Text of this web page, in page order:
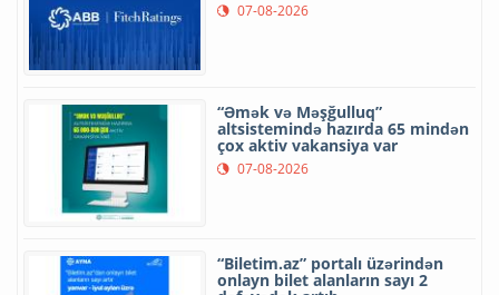
07-08-2026
“Əmək və Məşğulluq”
altsistemində hazırda 65 mindən
çox aktiv vakansiya var
07-08-2026
“Biletim.az” portalı üzərindən
onlayn bilet alanların sayı 2